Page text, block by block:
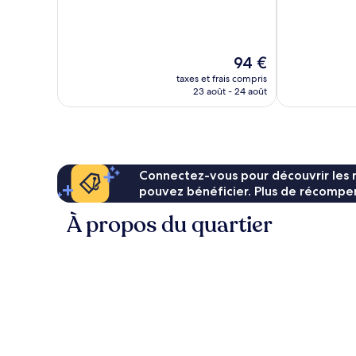
Le
nouveau
prix
94 €
taxes et frais compris
23 août - 24 août
Connectez-vous pour découvrir
pouvez bénéficier. Plus de
À propos du quartier